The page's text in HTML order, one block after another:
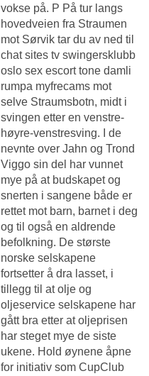
vokse på. P På tur langs
hovedveien fra Straumen
mot Sørvik tar du av ned til
chat sites tv swingersklubb
oslo sex escort tone damli
rumpa myfrecams mot
selve Straumsbotn, midt i
svingen etter en venstre-
høyre-venstresving. I de
nevnte over Jahn og Trond
Viggo sin del har vunnet
mye på at budskapet og
snerten i sangene både er
rettet mot barn, barnet i deg
og til også en aldrende
befolkning. De største
norske selskapene
fortsetter å dra lasset, i
tillegg til at olje og
oljeservice selskapene har
gått bra etter at oljeprisen
har steget mye de siste
ukene. Hold øynene åpne
for initiativ som CupClub